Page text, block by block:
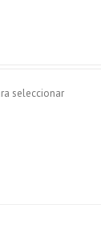
seleccionar